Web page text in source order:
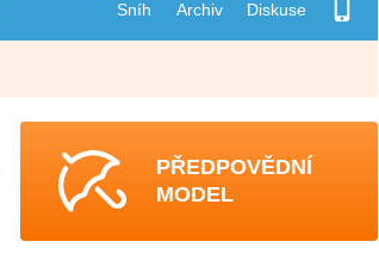
Sníh Archiv Diskuse
PŘEDPOVĚDNÍ
MODEL